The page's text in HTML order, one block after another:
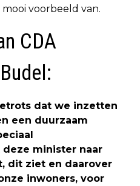
voorbeeld van.
CDA
dat we inzetten
een duurzaam
minister naar
dit ziet en daarover
inwoners, voor